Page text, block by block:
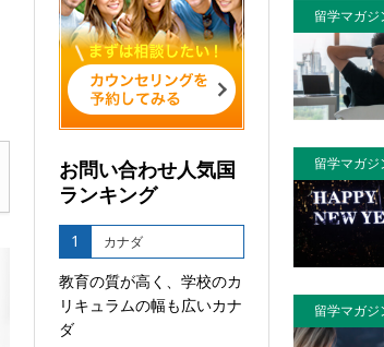
お問い合わせ人気国
ランキング
1 カナダ
教育の質が高く、学校のカ
リキュラムの幅も広いカナ
ダ
留学マガジ
留学マガジ
留学マガジ